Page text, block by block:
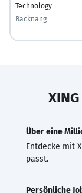
Technology
Backnang
Über eine
Entdecke mit
passt.
Persönliche